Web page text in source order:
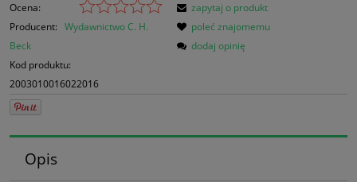
Ocena:
Producent: Wydawnictwo C. H.
Beck
Kod produktu:
2003010016022016
zapytaj o produkt
poleć znajomemu
dodaj opinię
Opis